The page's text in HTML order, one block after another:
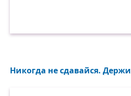
Никогда не сдавайся.